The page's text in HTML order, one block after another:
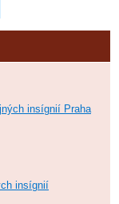
insígnií Praha
insígnií